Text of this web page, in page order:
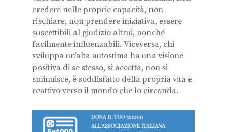
credere nelle proprie capacità, non
rischiare, non prendere iniziativa, essere
suscettibili al giudizio altrui, nonché
facilmente influenzabili. Viceversa, chi
sviluppa un’alta autostima ha una visione
positiva di se stesso, si accetta, non si
sminuisce, è soddisfatto della propria vita e
reattivo verso il mondo che lo circonda.